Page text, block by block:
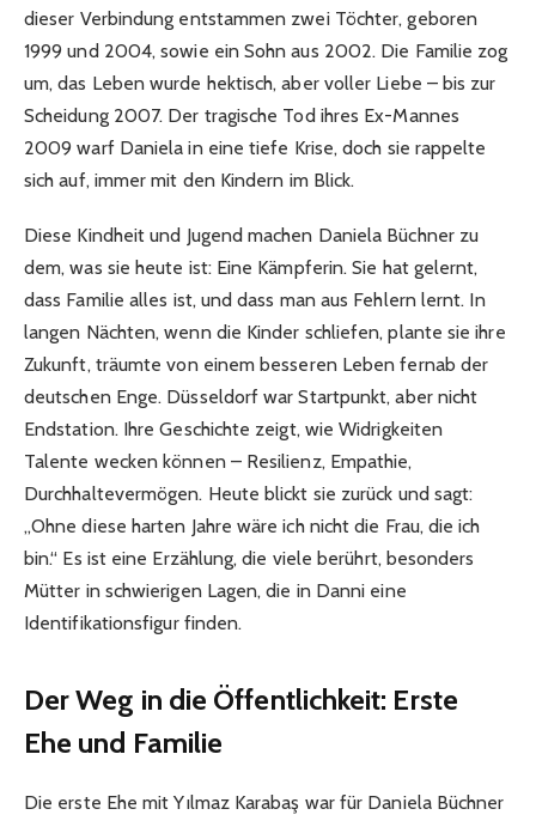
dieser Verbindung entstammen zwei Töchter, geboren
1999 und 2004, sowie ein Sohn aus 2002. Die Familie zog
um, das Leben wurde hektisch, aber voller Liebe – bis zur
Scheidung 2007. Der tragische Tod ihres Ex-Mannes
2009 warf Daniela in eine tiefe Krise, doch sie rappelte
sich auf, immer mit den Kindern im Blick.
Diese Kindheit und Jugend machen Daniela Büchner zu
dem, was sie heute ist: Eine Kämpferin. Sie hat gelernt,
dass Familie alles ist, und dass man aus Fehlern lernt. In
langen Nächten, wenn die Kinder schliefen, plante sie ihre
Zukunft, träumte von einem besseren Leben fernab der
deutschen Enge. Düsseldorf war Startpunkt, aber nicht
Endstation. Ihre Geschichte zeigt, wie Widrigkeiten
Talente wecken können – Resilienz, Empathie,
Durchhaltevermögen. Heute blickt sie zurück und sagt:
„Ohne diese harten Jahre wäre ich nicht die Frau, die ich
bin.“ Es ist eine Erzählung, die viele berührt, besonders
Mütter in schwierigen Lagen, die in Danni eine
Identifikationsfigur finden.
Der Weg in die Öffentlichkeit: Erste
Ehe und Familie
Die erste Ehe mit Yılmaz Karabaş war für Daniela Büchner